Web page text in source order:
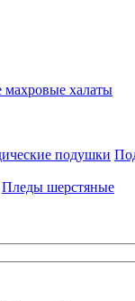
махровые халаты
подушки
Пледы шерстяные